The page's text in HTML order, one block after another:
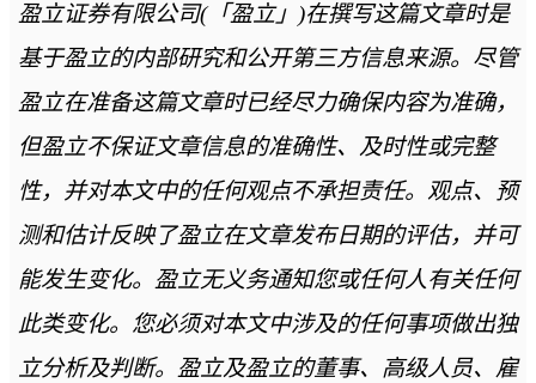
盈立证券有限公司(「盈立」)在撰写这篇文章时是
基于盈立的内部研究和公开第三方信息来源。尽管
盈立在准备这篇文章时已经尽力确保内容为准确，
但盈立不保证文章信息的准确性、及时性或完整
性，并对本文中的任何观点不承担责任。观点、预
测和估计反映了盈立在文章发布日期的评估，并可
能发生变化。盈立无义务通知您或任何人有关任何
此类变化。您必须对本文中涉及的任何事项做出独
立分析及判断。盈立及盈立的董事、高级人员、雇